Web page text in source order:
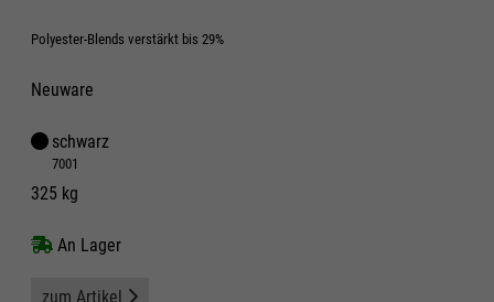
Polyester-Blends verstärkt bis 29%
Neuware
schwarz
7001
325 kg
An Lager
zum Artikel